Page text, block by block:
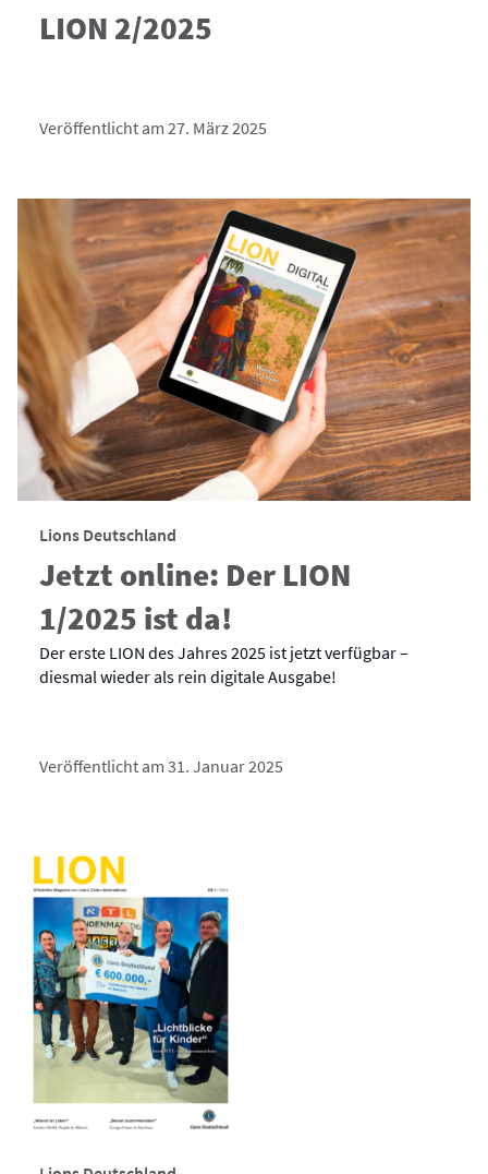
LION 2/2025
Veröffentlicht am 27. März 2025
Lions Deutschland
Jetzt online: Der LION
1/2025 ist da!
Der erste LION des Jahres 2025 ist jetzt verfügbar –
diesmal wieder als rein digitale Ausgabe!
Veröffentlicht am 31. Januar 2025